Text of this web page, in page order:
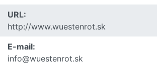
URL:
http://www.wuestenrot.sk
E-mail:
info@wuestenrot.sk